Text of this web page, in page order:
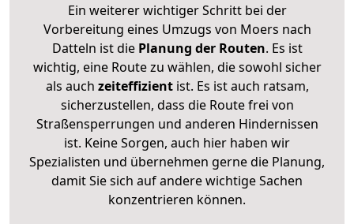
Ein weiterer wichtiger Schritt bei der
Vorbereitung eines Umzugs von Moers nach
Datteln ist diePlanung der Routen. Es ist
wichtig, eine Route zu wählen, die sowohl sicher
als auch zeiteffizientist. Es ist auch ratsam,
sicherzustellen, dass die Route frei von
Straßensperrungen und anderen Hindernissen
ist. Keine Sorgen, auch hier haben wir
Spezialisten und übernehmen gerne die Planung,
damit Sie sich auf andere wichtige Sachen
konzentrieren können.